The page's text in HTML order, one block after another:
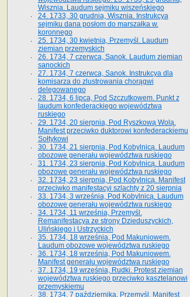
Wisznia. Laudum sejmiku wiszeńskiego
24. 1733, 30 grudnia, Wisznia. Instrukcya
sejmiku dana posłom do marszałka w.
koronnego
25. 1734, 30 kwietnia, Przemyśl. Laudum
ziemian przemyskich
26. 1734, 7 czerwca, Sanok. Laudum ziemian
sanockich
27. 1734, 7 czerwca, Sanok. Instrukcya dla
komisarza do zlustrowania chorągwi
delegowanego
28. 1734, 6 lipca, Pod Szczutkowem. Punkt z
laudum konfederackiego województwa
ruskiego
29. 1734, 20 sierpnia, Pod Ryszkową Wolą.
Manifest przeciwko duktorowi konfederackiemu
Sołtykowi
30. 1734, 21 sierpnia, Pod Kobylnicą. Laudum
obozowe generału województwa ruskiego
31. 1734, 23 sierpnia, Pod Kobylnicą. Laudum
obozowe generału województwa ruskiego
32. 1734, 23 sierpnia, Pod Kobylnicą. Manifest
przeciwko manifestacyi szlachty z 20 sierpnia
33. 1734, 3 września, Pod Kobylnicą. Laudum
obozowe generału województwa ruskiego
34. 1734, 11 września, Przemyśl.
Remanifestacya ze strony Dzieduszyckich,
Ulińskiego i Ustrzyckich
35. 1734, 18 września, Pod Makuniowem.
Laudum obozowe województwa ruskiego
36. 1734, 18 września, Pod Makuniowem.
Manifest generału województwa ruskiego
37. 1734, 19 września, Rudki. Protest ziemian
województwa ruskiego przeciwko kasztelanowi
przemyskiemu
38. 1734, 7 października, Przemyśl. Manifest